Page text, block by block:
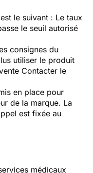
le suivant : Le taux
le seuil autorisé
consignes du
utiliser le produit
Contacter le
en place pour
de la marque. La
est fixée au
médicaux